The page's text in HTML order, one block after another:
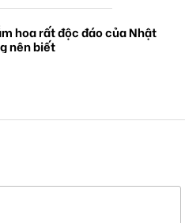
hoa rất độc đáo của Nhật
nên biết